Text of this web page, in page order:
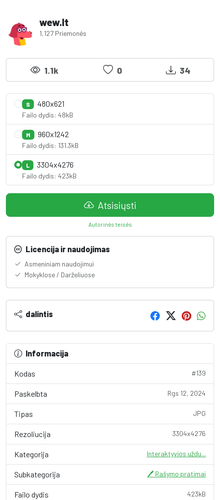
wew.lt
1,127 Priemonės
1.1k 0 34
S 480x621
Failo dydis: 48kB
M 960x1242
Failo dydis: 131.3kB
L 3304x4276
Failo dydis: 423kB
Atsisiųsti
Autorinės teisės
Licencija ir naudojimas
Asmeniniam naudojimui
Mokyklose / Darželiuose
dalintis
Informacija
Kodas #139
Paskelbta Rgs 12, 2024
Tipas JPG
Rezoliucija 3304x4276
Kategorija Interaktyvios uždu...
Subkategorija 🖊️ Rašymo pratimai
Failo dydis 423kB